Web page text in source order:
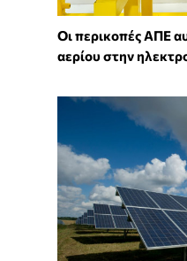
Οι περικοπές ΑΠΕ
αερίου στην